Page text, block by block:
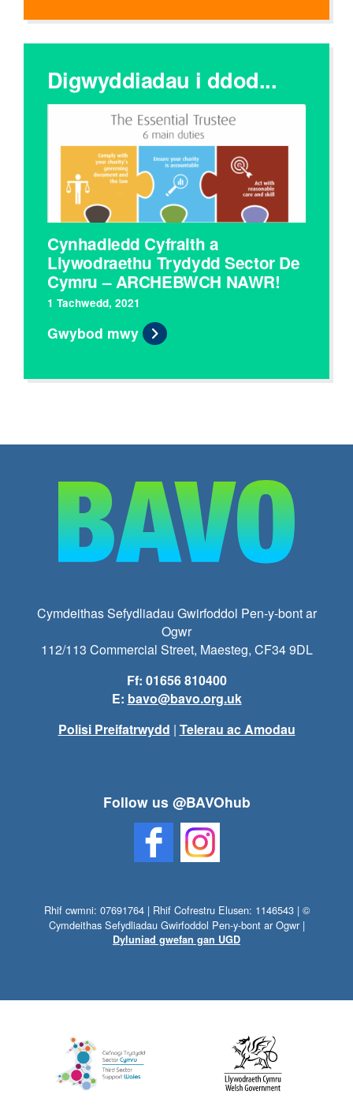
Digwyddiadau i ddod...
Cynhadledd Cyfraith a
Llywodraethu Trydydd Sector De
Cymru – ARCHEBWCH NAWR!
1 Tachwedd, 2021
Gwybod mwy
Cymdeithas Sefydliadau Gwirfoddol Pen-y-bont ar
Ogwr
112/113 Commercial Street, Maesteg, CF34 9DL
Ff: 01656 810400
E: bavo@bavo.org.uk
Polisi Preifatrwydd | Telerau ac Amodau
Follow us @BAVOhub
Rhif cwmni: 07691764 | Rhif Cofrestru Elusen: 1146543 | ©
Cymdeithas Sefydliadau Gwirfoddol Pen-y-bont ar Ogwr |
Dyluniad gwefan gan UGD